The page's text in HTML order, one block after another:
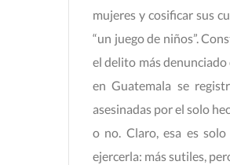
mujeres y cosificar sus
“un juego de niños”.
el delito más
en Guatemala se
asesinadas por el solo
o no. Claro, esa es
ejercerla: más sutiles,